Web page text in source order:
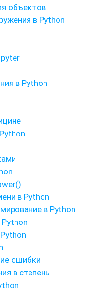
объектов
в Python
в Python
в Python
в Python
ошибки
в степень